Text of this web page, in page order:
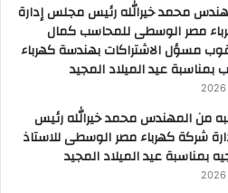
محمد خيرالله رئيس مجلس إدارة
مصر الوسطى للمحاسب كمال
مسؤل الاشتراكات بهندسة كهرباء
بمناسبة عيد الميلاد المجيد
من المهندس محمد خيرالله رئيس
شركة كهرباء مصر الوسطى للاستاذ
بمناسبة عيد الميلاد المجيد